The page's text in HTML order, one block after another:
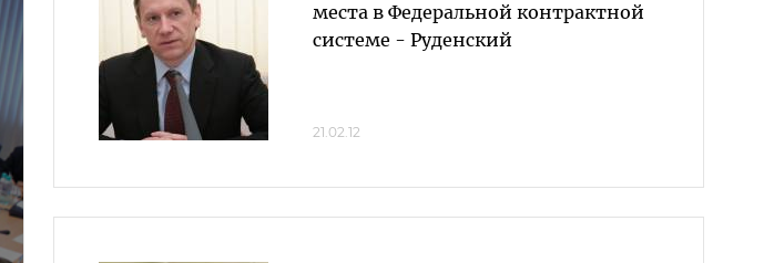
места в Федеральной контрактной
системе - Руденский
21.02.12